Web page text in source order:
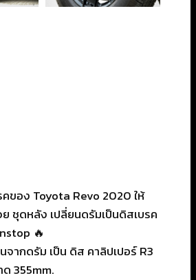
คของ Toyota Revo 2020 ให้
ชุดหลัง เปลี่ยนดรัมเป็นดิสเบรค
🔥
จากดรัม เป็น ดิส คาลิปเปอร์ R3
ด 355mm.